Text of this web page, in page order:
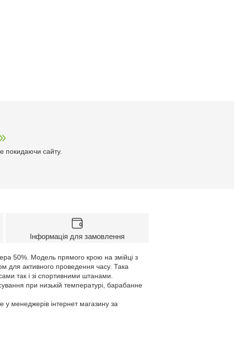
покидаючи сайту.
Інформація для замовлення
50%. Модель прямого крою на змійці з
для активного проведення часу. Така
так і зі спортивними штанами.
при низькій температурі, барабанне
у менеджерів інтернет магазину за